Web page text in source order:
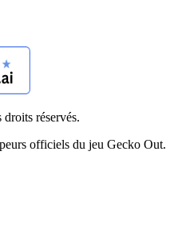
réservés.
officiels du jeu Gecko Out.